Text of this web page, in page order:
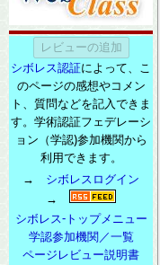
シボレス認証によって、こ
のページの感想やコメン
ト、質問などを記入できま
す。学術認証フェデレーシ
ョン（学認)参加機関から
利用できます。
→ シボレスログイン
→
シボレス-トップメニュー
学認参加機関／一覧
ページレビュー説明書